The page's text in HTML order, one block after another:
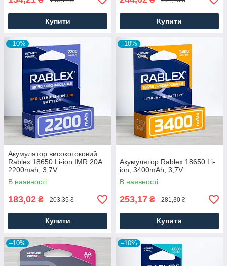
Купити Купити
–10%
Акумулятор високотоковий
Rablex 18650 Li-ion IMR 20A.
2200mah, 3,7V
В наявності
183,02 ₴ 203,35 ₴
Купити
–10%
Акумулятор Rablex 18650 Li-
ion, 3400mAh, 3,7V
В наявності
253,17 ₴ 281,30 ₴
Купити
–10% –10%